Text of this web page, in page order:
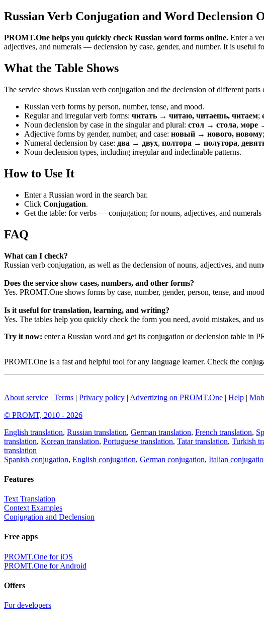
Russian Verb Conjugation and Word Declension
PROMT.One helps you quickly check Russian word forms online. Enter a
adjectives, and numerals — declension by case, gender, and number. It is useful
What the Table Shows
The service shows Russian verb conjugation and the declension of different
Russian verb forms by person, number, tense, and mood.
Regular and irregular verb forms: читать → читаю, читаешь, читаем;
Noun declension by case in the singular and plural: стол → стола, море
Adjective forms by gender, number, and case: новый → нового, новому;
Numeral declension by case: два → двух, полтора → полутора,
Noun declension types, including irregular and indeclinable patterns.
How to Use It
Enter a Russian word in the search bar.
Click Conjugation.
Get the table: for verbs — conjugation; for nouns, adjectives, and
FAQ
What can I check?
Russian verb conjugation, as well as the declension of nouns, adjectives, and
Does the service show cases, numbers, and other forms?
Yes. PROMT.One shows forms by case, number, gender, person, tense, and
Is it useful for translation, learning, and writing?
Yes. The tables help you quickly check the form you need, avoid mistakes, and
Try it now: enter a Russian word and get its conjugation or declension table in
PROMT.One is a fast and helpful tool for any language learner. Check the
About service | Terms | Privacy policy | Advertizing on PROMT.One | Help |
© PROMT, 2010 - 2026
English translation, Russian translation, German translation, French translation,
translation, Korean translation, Portuguese translation, Tatar translation, Turkish
translation
Spanish conjugation, English conjugation, German conjugation, Italian
Features
Text Translation
Context Examples
Conjugation and Declension
Free apps
PROMT.One for iOS
PROMT.One for Android
Offers
For developers